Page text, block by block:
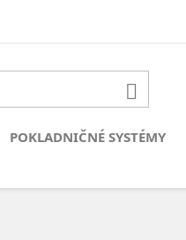

POKLADNIČNÉ SYSTÉMY